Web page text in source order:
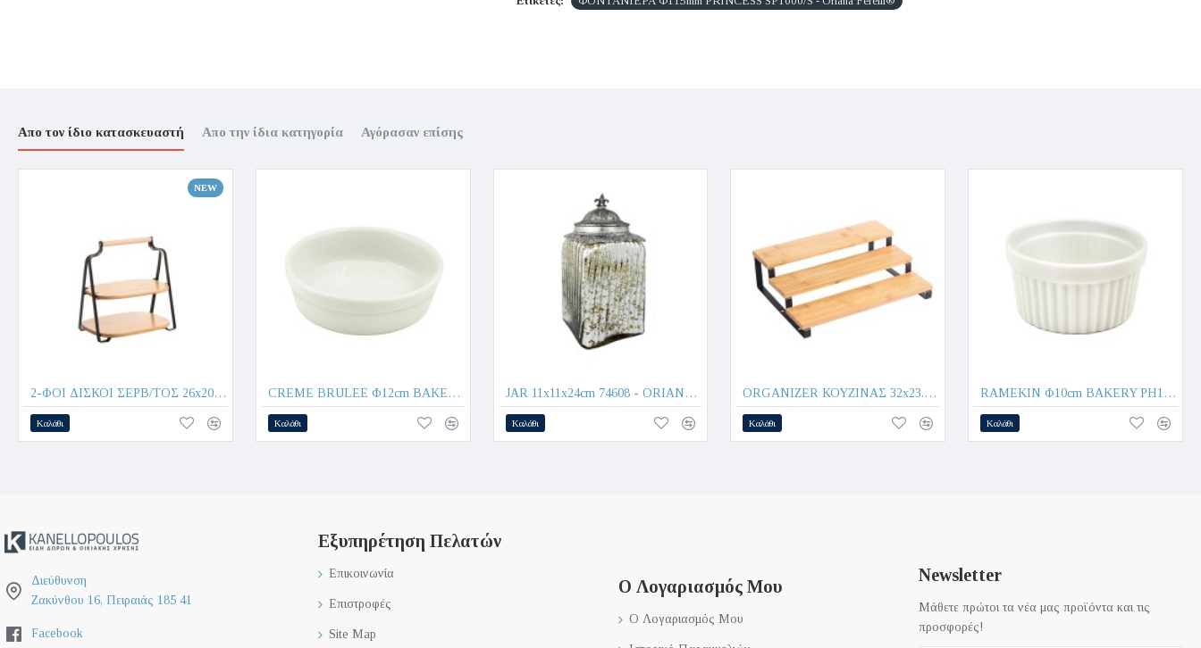
Απο τον ίδιο κατασκευαστή Απο την ίδια κατηγορία Αγόρασαν επίσης
NEW
2-ΦΟΙ ΔΙΣΚΟΙ ΣΕΡΒ/ΤΟΣ 26x20x28cm KITCHEN TREND W8010-8/BLACK - Oriana Ferrelli®
Καλάθι
CREME BRULEE Φ12cm BAKERY PH10 - ORIANA FERELLI®
Καλάθι
JAR 11x11x24cm 74608 - ORIANA FERELLI®
Καλάθι
ORGANIZER ΚΟΥΖΙΝΑΣ 32x23.5x9.6cm KITCHEN TREND 801332/BLACK - Oriana Ferrelli®
Καλάθι
RAMEKIN Φ10cm BAKERY PH10 - ORIANA FERELLI®
Καλάθι
Διεύθυνση
Ζακύνθου 16, Πειραιάς 185 41
Facebook
Εξυπηρέτηση Πελατών
Επικοινωνία
Επιστροφές
Site Map
Ο Λογαριασμός Μου
Ο Λογαριασμός Μου
Newsletter
Μάθετε πρώτοι τα νέα μας προϊόντα και τις
προσφορές!